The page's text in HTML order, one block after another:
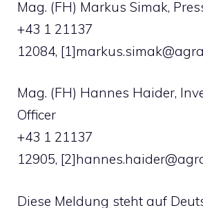
Mag. (FH) Markus Simak,
+43 1 21137
12084, [1]
Mag. (FH) Hannes Haider,
Officer
+43 1 21137
12905, [2]
Diese Meldung steht auf